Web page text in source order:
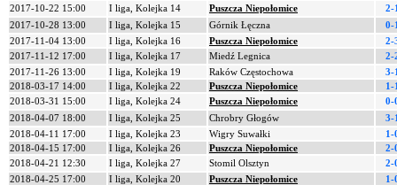
2017-10-22 15:00
I liga, Kolejka 14 Puszcza Niepołomice
2-
2017-10-28 13:00
I liga, Kolejka 15 Górnik Łęczna
0-
2017-11-04 13:00
I liga, Kolejka 16 Puszcza Niepołomice
2-
2017-11-12 17:00
I liga, Kolejka 17 Miedź Legnica
2-
2017-11-26 13:00
I liga, Kolejka 19 Raków Częstochowa
3-
2018-03-17 14:00
I liga, Kolejka 22 Puszcza Niepołomice
1-
2018-03-31 15:00
I liga, Kolejka 24 Puszcza Niepołomice
0-
2018-04-07 18:00
I liga, Kolejka 25 Chrobry Głogów
3-
2018-04-11 17:00
I liga, Kolejka 23 Wigry Suwałki
1-
2018-04-15 17:00
I liga, Kolejka 26 Puszcza Niepołomice
2-
2018-04-21 12:30
I liga, Kolejka 27 Stomil Olsztyn
2-
2018-04-25 17:00
I liga, Kolejka 20 Puszcza Niepołomice
1-